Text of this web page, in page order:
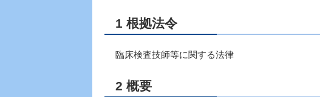
1 根拠法令
臨床検査技師等に関する法律
2 概要